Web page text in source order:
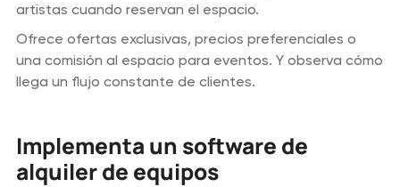
artistas cuando reservan el espacio.
Ofrece ofertas exclusivas, precios preferenciales o
una comisión al espacio para eventos. Y observa cómo
llega un flujo constante de clientes.
Implementa un software de
alquiler de equipos